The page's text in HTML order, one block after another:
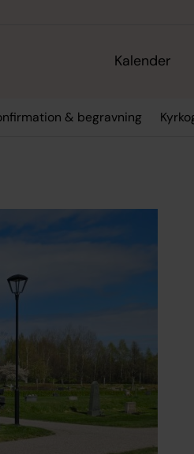
Kalender
& begravning